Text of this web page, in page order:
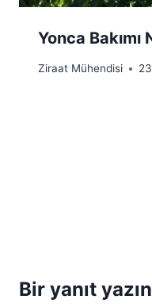
Yonca Bakımı
Ziraat Mühendisi
Bir yanıt yazın